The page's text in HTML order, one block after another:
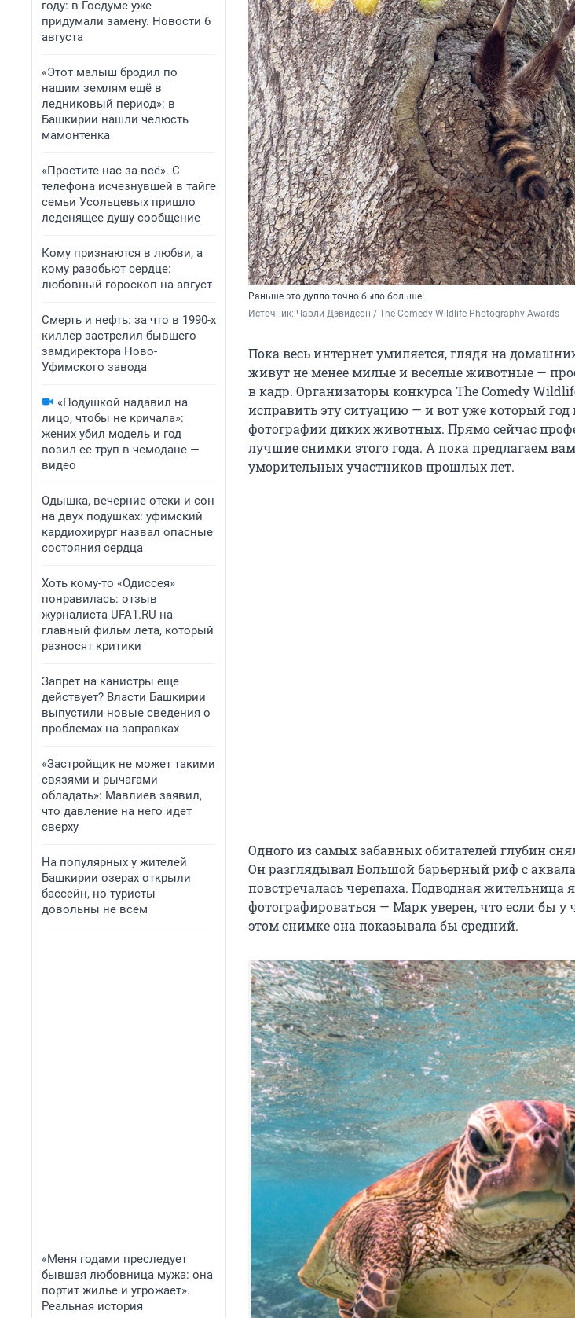
году: в Госдуме уже
придумали замену. Новости 6
августа
«Этот малыш бродил по
нашим землям ещё в
ледниковый период»: в
Башкирии нашли челюсть
мамонтенка
«Простите нас за всё». С
телефона исчезнувшей в тайге
семьи Усольцевых пришло
леденящее душу сообщение
Кому признаются в любви, а
кому разобьют сердце:
любовный гороскоп на август
Смерть и нефть: за что в 1990-х
киллер застрелил бывшего
замдиректора Ново-
Уфимского завода
«Подушкой надавил на
лицо, чтобы не кричала»:
жених убил модель и год
возил ее труп в чемодане —
видео
Одышка, вечерние отеки и сон
на двух подушках: уфимский
кардиохирург назвал опасные
состояния сердца
Хоть кому-то «Одиссея»
понравилась: отзыв
журналиста UFA1.RU на
главный фильм лета, который
разносят критики
Запрет на канистры еще
действует? Власти Башкирии
выпустили новые сведения о
проблемах на заправках
«Застройщик не может такими
связями и рычагами
обладать»: Мавлиев заявил,
что давление на него идет
сверху
На популярных у жителей
Башкирии озерах открыли
бассейн, но туристы
довольны не всем
«Меня годами преследует
бывшая любовница мужа: она
портит жилье и угрожает».
Реальная история
Раньше это дупло точно было больше!
Источник: Чарли Дэвидсон / The Comedy Wildlife Photography Awards
Пока весь интернет умиляется, глядя на
живут не менее милые и веселые животные —
в кадр. Организаторы конкурса The Comedy
исправить эту ситуацию — и вот уже который
фотографии диких животных. Прямо сейчас
лучшие снимки этого года. А пока предлагаем
уморительных участников прошлых лет.
Одного из самых забавных обитателей глубин
Он разглядывал Большой барьерный риф с
повстречалась черепаха. Подводная жительница
фотографироваться — Марк уверен, что если бы у
этом снимке она показывала бы средний.